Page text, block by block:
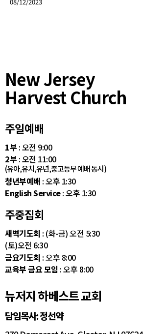
New Jersey
Harvest Church
주일예배
1부 : 오전 9:00
2부 : 오전 11:00
(유아,유치,유년,중고등부 예배 동시)
청년부예배 : 오후 1:30
English Service: 오후 1:30
주중집회
새벽기도회 : (화-금) 오전 5:30
(토)오전 6:30
금요기도회 : 오후 8:00
교육부 금요 모임 : 오후 8:00
뉴저지 하베스트 교회
담임목사: 정선약